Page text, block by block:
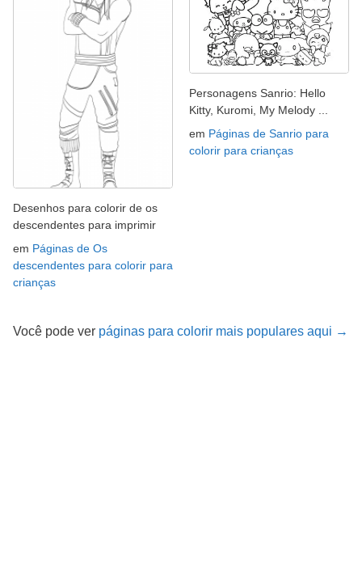
Desenhos para colorir de os
descendentes para imprimir
em Páginas de Os
descendentes para colorir para
crianças
Personagens Sanrio: Hello
Kitty, Kuromi, My Melody ...
em Páginas de Sanrio para
colorir para crianças
Você pode ver páginas para colorir mais populares aqui →